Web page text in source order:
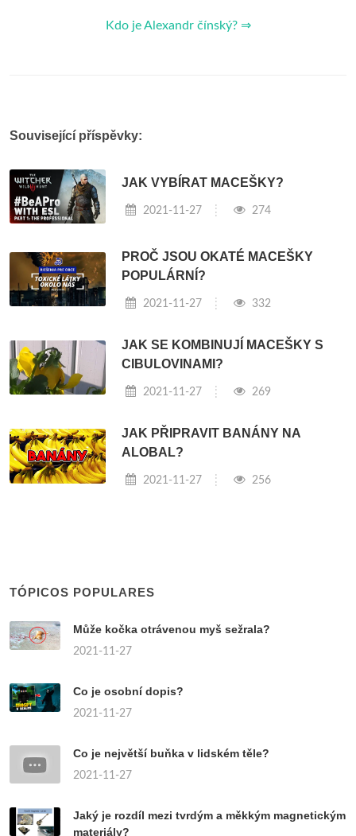
Kdo je Alexandr čínský? ⇒
Související příspěvky:
JAK VYBÍRAT MACEŠKY?
2021-11-27 274
PROČ JSOU OKATÉ MACEŠKY
POPULÁRNÍ?
2021-11-27 332
JAK SE KOMBINUJÍ MACEŠKY S
CIBULOVINAMI?
2021-11-27 269
JAK PŘIPRAVIT BANÁNY NA
ALOBAL?
2021-11-27 256
TÓPICOS POPULARES
Může kočka otrávenou myš sežrala?
2021-11-27
Co je osobní dopis?
2021-11-27
Co je největší buňka v lidském těle?
2021-11-27
Jaký je rozdíl mezi tvrdým a měkkým magnetickým
materiály?